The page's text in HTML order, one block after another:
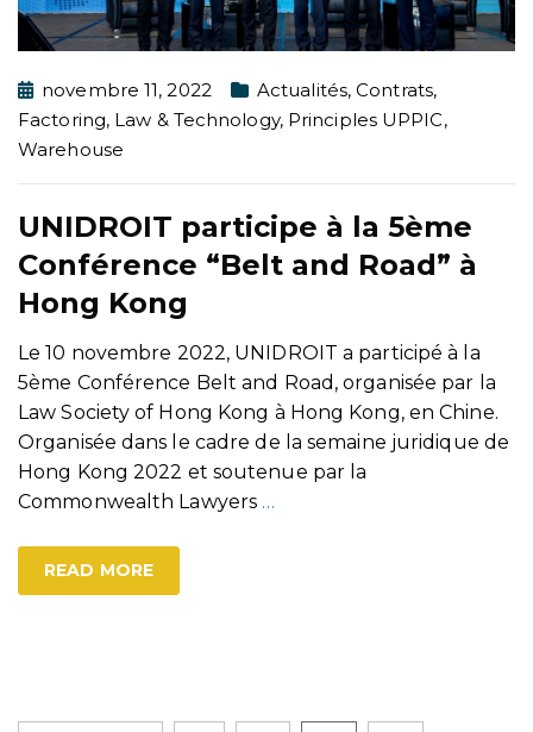
novembre 11, 2022 Actualités,Contrats,
Factoring, Law & Technology, Principles UPPIC,
Warehouse
UNIDROIT participe à la 5ème
Conférence “Belt and Road” à
Hong Kong
Le 10 novembre 2022, UNIDROIT a participé à la
5ème Conférence Belt and Road, organisée par la
Law Society of Hong Kong à Hong Kong, en Chine.
Organisée dans le cadre de la semaine juridique de
Hong Kong 2022 et soutenue par la
Commonwealth Lawyers …
READ MORE